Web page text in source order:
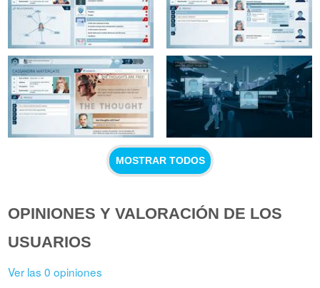
MOSTRAR TODOS
OPINIONES Y VALORACIÓN DE LOS
USUARIOS
Ver las 0 opiniones